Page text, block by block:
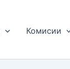
Комисии